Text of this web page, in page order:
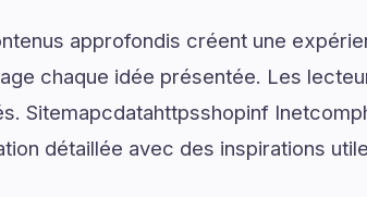
approfondis créent une
chaque idée présentée. Les
Sitemapcdatahttpsshopinf
détaillée avec des inspirations